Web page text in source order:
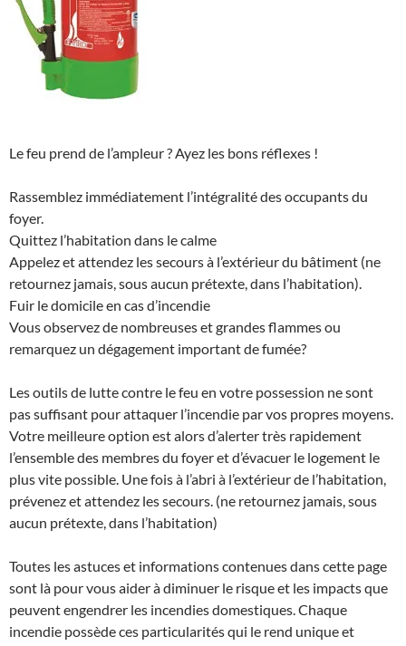
Le feu prend de l’ampleur ? Ayez les bons réflexes !
Rassemblez immédiatement l’intégralité des occupants du
foyer.
Quittez l’habitation dans le calme
Appelez et attendez les secours à l’extérieur du bâtiment (ne
retournez jamais, sous aucun prétexte, dans l’habitation).
Fuir le domicile en cas d’incendie
Vous observez de nombreuses et grandes flammes ou
remarquez un dégagement important de fumée?
Les outils de lutte contre le feu en votre possession ne sont
pas suffisant pour attaquer l’incendie par vos propres moyens.
Votre meilleure option est alors d’alerter très rapidement
l’ensemble des membres du foyer et d’évacuer le logement le
plus vite possible. Une fois à l’abri à l’extérieur de l’habitation,
prévenez et attendez les secours. (ne retournez jamais, sous
aucun prétexte, dans l’habitation)
Toutes les astuces et informations contenues dans cette page
sont là pour vous aider à diminuer le risque et les impacts que
peuvent engendrer les incendies domestiques. Chaque
incendie possède ces particularités qui le rend unique et